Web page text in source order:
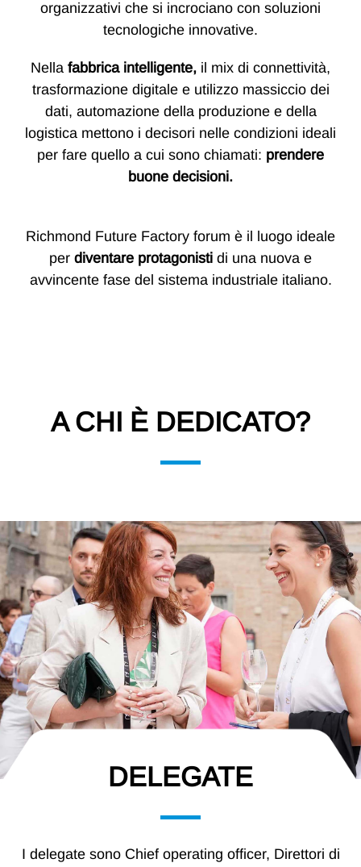
organizzativi che si incrociano con soluzioni
tecnologiche innovative.
Nella fabbrica intelligente, il mix di connettività,
trasformazione digitale e utilizzo massiccio dei
dati, automazione della produzione e della
logistica mettono i decisori nelle condizioni ideali
per fare quello a cui sono chiamati: prendere
buone decisioni.
Richmond Future Factory forum è il luogo ideale
per diventare protagonisti di una nuova e
avvincente fase del sistema industriale italiano.
A CHI È DEDICATO?
DELEGATE
I delegate sono Chief operating officer, Direttori di